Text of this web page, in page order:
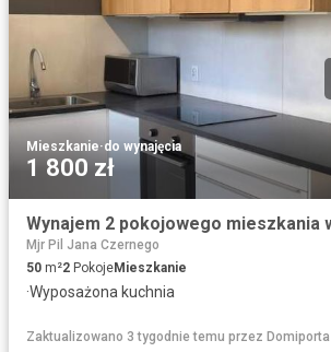
Mieszkanie·do wynajęcia
1 800 zł
Mjr Pil Jana Czernego
50 m²2 PokojeMieszkanie
·Wyposażona kuchnia
Zaktualizowano 3 tygodnie temu przez Domiporta